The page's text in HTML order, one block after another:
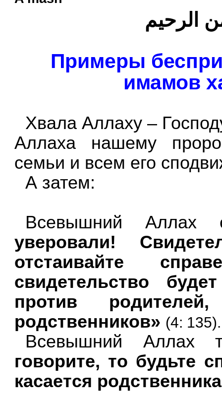
الرحيم
Примеры
имамов
Хвала Аллаху –
Аллаха нашему
семьи и всем его
А затем:
Всевышний Аллах
уверовали!
отстаивайте
свидетельство
против
родственников» (4: 135).
Всевышний Аллах
говорите, то будьте
касается